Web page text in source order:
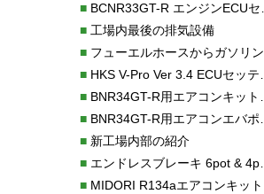
■BCNR33GT-R エンジンECUセッティング調整
■工場内最後の排気設備
■フューエルホースからガソリン漏れ
■HKS V-Pro Ver 3.4 ECUセッティング
■BNR34GT-R用エアコンキット新発売！！
■BNR34GT-R用エアコンエバポレーターを新発売！！
■新工場内部の紹介
■エンドレスブレーキ 6pot & 4potオーバーホール
■MIDORI R134aエアコンキットタイプⅡ取り付け